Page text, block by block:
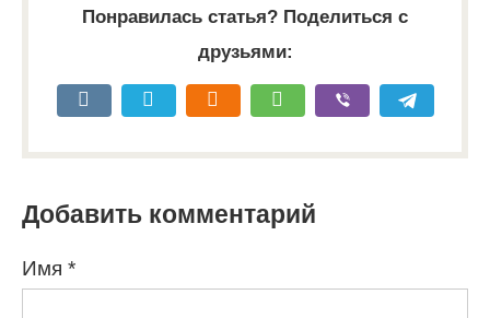
Понравилась статья? Поделиться с
друзьями:
Добавить комментарий
Имя *